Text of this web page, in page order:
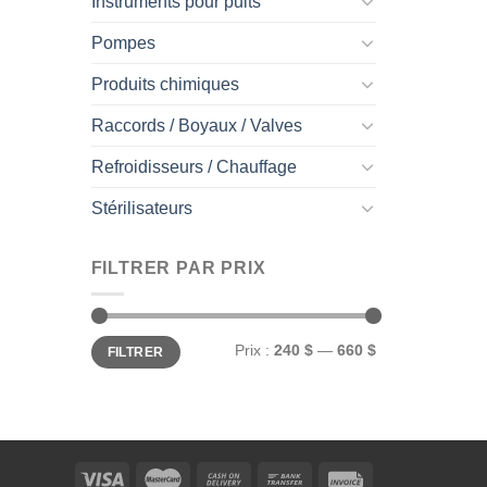
Pompes
Produits chimiques
Raccords / Boyaux / Valves
Refroidisseurs / Chauffage
Stérilisateurs
FILTRER PAR PRIX
Prix
min
Prix
maxFILTRER Prix : 240 $ — 660 $